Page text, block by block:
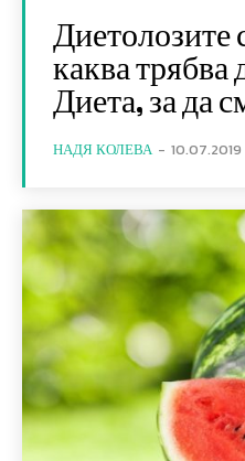
Диетолозите
каква трябва
Диета, за да
НАДЯ КОЛЕВА - 10.07.2019